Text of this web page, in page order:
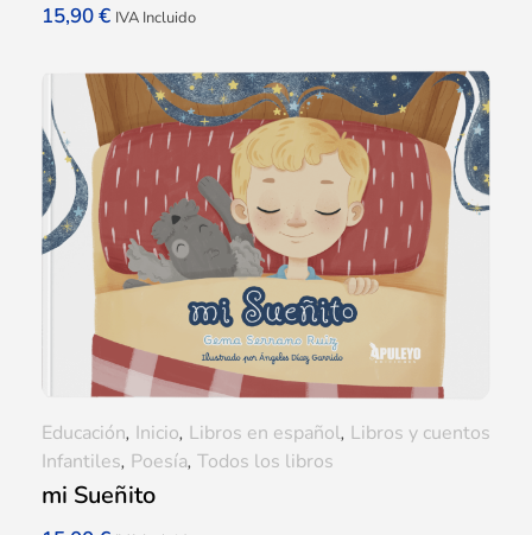
15,90€ IVA Incluido
mi Sueñito
Educación, Inicio, Libros en español, Libros y cuentos
Infantiles, Poesía, Todos los libros